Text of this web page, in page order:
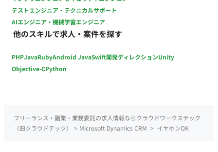
テストエンジニア・テクニカルサポート
AIエンジニア・機械学習エンジニア
他のスキルで求人・案件を探す
PHPJavaRubyAndroid JavaSwift開発ディレクションUnity
Objective-CPython
フリーランス・副業・業務委託の求人情報ならクラウドワークステック
（旧クラウドテック）
> Microsoft Dynamics CRM > イヤホンOK